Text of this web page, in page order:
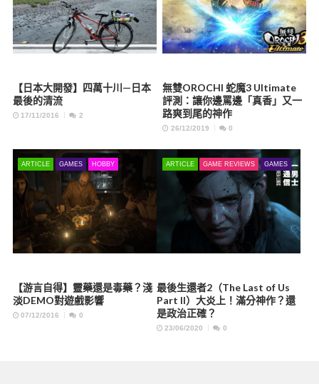
【日本大開發】四萬十川—日本
最後的清流
17/11/2016 2
無雙OROCHI 蛇魔3 Ultimate
評測：讓你邊罵邊「真香」又一
路爽到尾的神作
26/12/2019 0
ARTICLE GAMES HOBBY
【游言自得】靈藥還是毒藥？淺
淡DEMO對遊戲影響
07/12/2016 0
ARTICLE GAME REVIEWS GAMES
最後生還者2（The Last of Us
Part II）大炎上！滿分神作？還
是政治正確？
23/06/2020 0